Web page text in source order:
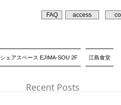
FAQ access
シェアスペース EJIMA-SOU 2F 江島食堂
Recent Posts